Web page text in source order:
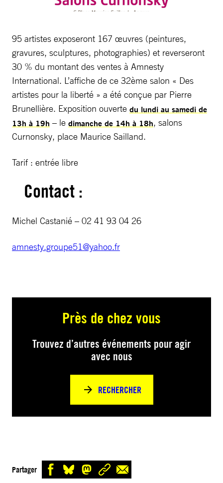
95 artistes exposeront 167 œuvres (peintures,
gravures, sculptures, photographies) et reverseront
30 % du montant des ventes à Amnesty
International. L’affiche de ce 32ème salon « Des
artistes pour la liberté » a été conçue par Pierre
Brunellière. Exposition ouverte du lundi au samedi de
13h à 19h – le dimanche de 14h à 18h, salons
Curnonsky, place Maurice Sailland.
Tarif : entrée libre
Contact :
Michel Castanié – 02 41 93 04 26
amnesty.groupe51@yahoo.fr
Près de chez vous
Trouvez d’autres événements pour agir
avec nous
RECHERCHER
Partager